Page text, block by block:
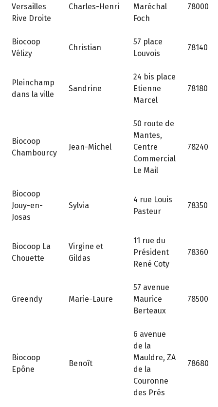
Versailles
Rive Droite
Charles-Henri
Maréchal
Foch
78000
Biocoop
Vélizy
Christian
57 place
Louvois
78140
Pleinchamp
dans la ville
Sandrine
24 bis place
Etienne
Marcel
78180
Biocoop
Chambourcy
Jean-Michel
50 route de
Mantes,
Centre
Commercial
Le Mail
78240
Biocoop
Jouy-en-
Josas
Sylvia
4 rue Louis
Pasteur
78350
Biocoop La
Chouette
Virgine et
Gildas
11 rue du
Président
René Coty
78360
Greendy Marie-Laure
57 avenue
Maurice
Berteaux
78500
Biocoop
Epône
Benoît
6 avenue
de la
Mauldre, ZA
de la
Couronne
des Prés
78680